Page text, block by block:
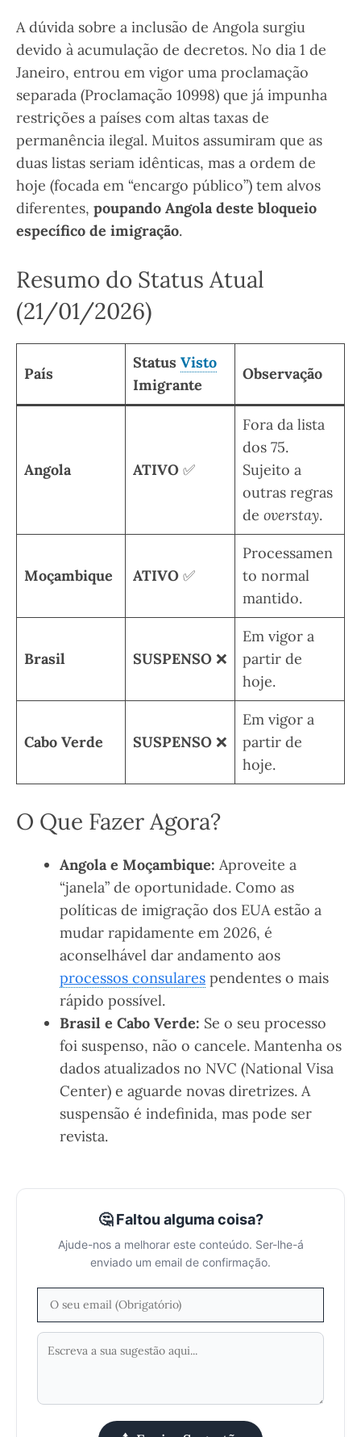
A dúvida sobre a inclusão de Angola surgiu
devido à acumulação de decretos. No dia 1 de
Janeiro, entrou em vigor uma proclamação
separada (Proclamação 10998) que já impunha
restrições a países com altas taxas de
permanência ilegal. Muitos assumiram que as
duas listas seriam idênticas, mas a ordem de
hoje (focada em “encargo público”) tem alvos
diferentes, poupando Angola deste bloqueio
específico de imigração.
Resumo do Status Atual
(21/01/2026)
País
Status Visto
Imigrante
Observação
Angola ATIVO ✅
Fora da lista
dos 75.
Sujeito a
outras regras
de overstay.
Moçambique ATIVO ✅
Processamen
to normal
mantido.
Brasil SUSPENSO ❌
Em vigor a
partir de
hoje.
Cabo Verde SUSPENSO ❌
Em vigor a
partir de
hoje.
O Que Fazer Agora?
Angola e Moçambique: Aproveite a
“janela” de oportunidade. Como as
políticas de imigração dos EUA estão a
mudar rapidamente em 2026, é
aconselhável dar andamento aos
processos consulares pendentes o mais
rápido possível.
Brasil e Cabo Verde: Se o seu processo
foi suspenso, não o cancele. Mantenha os
dados atualizados no NVC (National Visa
Center) e aguarde novas diretrizes. A
suspensão é indefinida, mas pode ser
revista.
🤔 Faltou alguma coisa?
Ajude-nos a melhorar este conteúdo. Ser-lhe-á
enviado um email de confirmação.